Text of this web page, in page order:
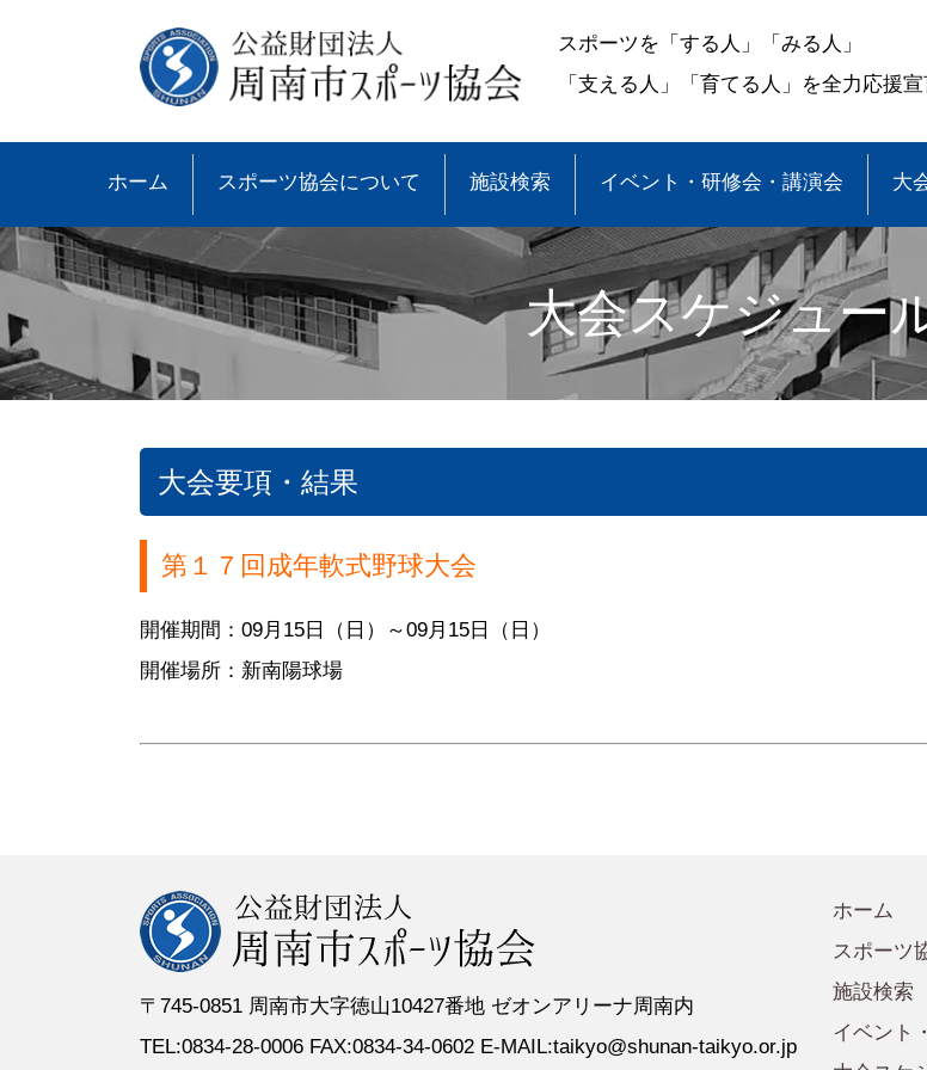
スポーツを「する人」「みる人」
「支える人」「育てる人」を全力応援
ホーム スポーツ協会について
●諸規則
●専門委員会規程
●加盟団体
●事業報告
施設検索 イベント・研修会・講演会 大
●大会情報＆結果
●スポーツ少年団とは
●登録スポーツ少年団
●スポーツ少年団大会情報
●スポーツ少年団諸規定
●各種申請
大会スケジュー
大会要項・結果
第１７回成年軟式野球大会
開催期間：09月15日（日）～09月15日（日）
開催場所：新南陽球場
〒745-0851 周南市大字徳山10427番地 ゼオンアリーナ周南内
TEL:0834-28-0006 FAX:0834-34-0602 E-MAIL:taikyo@shunan-taikyo.or.jp
ホーム
スポーツ
施設検索
イベント